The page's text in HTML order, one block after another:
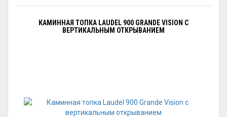
КАМИННАЯ ТОПКА LAUDEL 900 GRANDE VISION С
ВЕРТИКАЛЬНЫМ ОТКРЫВАНИЕМ